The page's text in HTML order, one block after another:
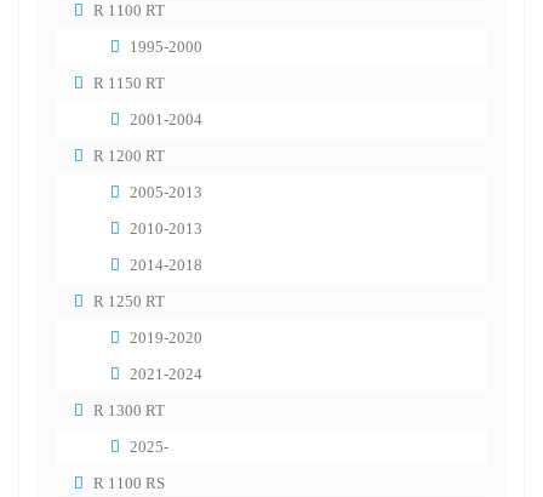
R 1100 RT
1995-2000
R 1150 RT
2001-2004
R 1200 RT
2005-2013
2010-2013
2014-2018
R 1250 RT
2019-2020
2021-2024
R 1300 RT
2025-
R 1100 RS